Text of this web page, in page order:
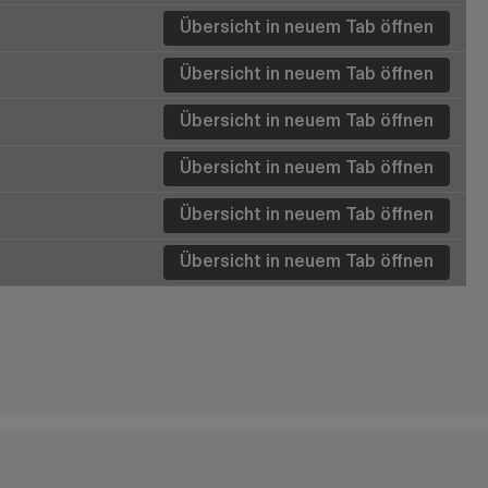
Details
Details
Übersicht in neuem Tab öffnen
Details
Details
Details
Details
Details
Details
Details
Details
Details
Details
Details
Details
Details
Details
Details
Details
Details
Details
Details
Details
Details
Details
Details
Details
Details
Details
Details
Übersicht in neuem Tab öffnen
Details
Details
Details
Details
Übersicht in neuem Tab öffnen
Details
Übersicht in neuem Tab öffnen
Details
Übersicht in neuem Tab öffnen
Details
Übersicht in neuem Tab öffnen